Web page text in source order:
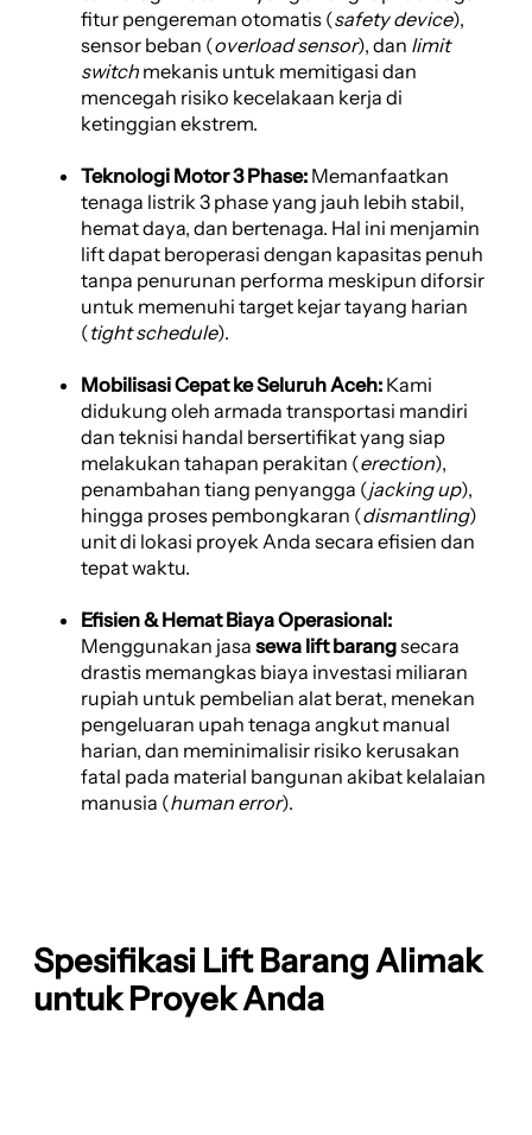
fitur pengereman otomatis (safety device),
sensor beban (overload sensor), dan limit
switch mekanis untuk memitigasi dan
mencegah risiko kecelakaan kerja di
ketinggian ekstrem.
Teknologi Motor 3 Phase: Memanfaatkan
tenaga listrik 3 phase yang jauh lebih stabil,
hemat daya, dan bertenaga. Hal ini menjamin
lift dapat beroperasi dengan kapasitas penuh
tanpa penurunan performa meskipun diforsir
untuk memenuhi target kejar tayang harian
(tight schedule).
Mobilisasi Cepat ke Seluruh Aceh: Kami
didukung oleh armada transportasi mandiri
dan teknisi handal bersertifikat yang siap
melakukan tahapan perakitan (erection),
penambahan tiang penyangga (jacking up),
hingga proses pembongkaran (dismantling)
unit di lokasi proyek Anda secara efisien dan
tepat waktu.
Efisien & Hemat Biaya Operasional:
Menggunakan jasa sewa lift barangsecara
drastis memangkas biaya investasi miliaran
rupiah untuk pembelian alat berat, menekan
pengeluaran upah tenaga angkut manual
harian, dan meminimalisir risiko kerusakan
fatal pada material bangunan akibat kelalaian
manusia (human error).
Spesifikasi Lift Barang Alimak
untuk Proyek Anda